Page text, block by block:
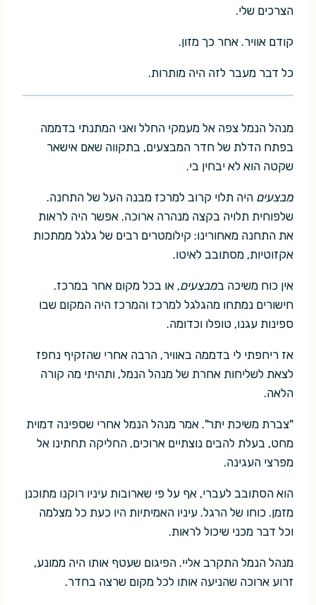
הצרכים שלי.
קודם אוויר. אחר כך מזון.
כל דבר מעבר לזה היה מותרות.
מנהל הנמל צפה אל מעמקי החלל ואני המתנתי בדממה
בפתח הדלת של חדר המבצעים, בתקווה שאם אישאר
שקטה הוא לא יבחין בי.
מבצעים היה תלוי קרוב למרכז מבנה העל של התחנה.
שלפוחית תלויה בקצה מנהרה ארוכה. אפשר היה לראות
את התחנה מאחורינו: קילומטרים רבים של גלגל ממתכות
אקזוטיות, מסתובב לאיטו.
אין כוח משיכה במבצעים, או בכל מקום אחר במרכז.
חישורים נמתחו מהגלגל למרכז והמרכז היה המקום שבו
ספינות עגנו, טופלו וכדומה.
אז ריחפתי לי בדממה באוויר, הרבה אחרי שהזקיף נחפז
לצאת לשליחות אחרת של מנהל הנמל, ותהיתי מה קורה
הלאה.
"צברת משיכת יתר". אמר מנהל הנמל אחרי שספינה דמוית
מחט, בעלת להבים נוצתיים ארוכים, החליקה תחתינו אל
מפרצי העגינה.
הוא הסתובב לעברי, אף על פי שארובות עיניו רוקנו מתוכנן
מזמן. כוחו של הרגל. עיניו האמיתיות היו כעת כל מצלמה
וכל דבר מכני שיכול לראות.
מנהל הנמל התקרב אליי. הפיגום שעטף אותו היה ממונע,
זרוע ארוכה שהניעה אותו לכל מקום שרצה בחדר.